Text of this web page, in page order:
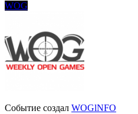
WOG
Событие создал WOGlNFO